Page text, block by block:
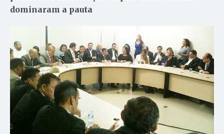
dominaram a pauta